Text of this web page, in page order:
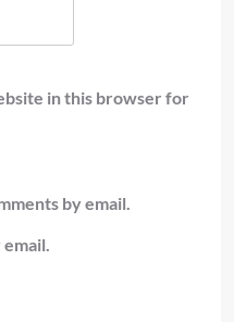
in this browser for
by email.